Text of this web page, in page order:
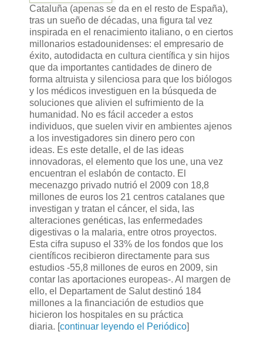
Cataluña (apenas se da en el resto de España),
tras un sueño de décadas, una figura tal vez
inspirada en el renacimiento italiano, o en ciertos
millonarios estadounidenses: el empresario de
éxito, autodidacta en cultura científica y sin hijos
que da importantes cantidades de dinero de
forma altruista y silenciosa para que los biólogos
y los médicos investiguen en la búsqueda de
soluciones que alivien el sufrimiento de la
humanidad. No es fácil acceder a estos
individuos, que suelen vivir en ambientes ajenos
a los investigadores sin dinero pero con
ideas. Es este detalle, el de las ideas
innovadoras, el elemento que los une, una vez
encuentran el eslabón de contacto. El
mecenazgo privado nutrió el 2009 con 18,8
millones de euros los 21 centros catalanes que
investigan y tratan el cáncer, el sida, las
alteraciones genéticas, las enfermedades
digestivas o la malaria, entre otros proyectos.
Esta cifra supuso el 33% de los fondos que los
científicos recibieron directamente para sus
estudios -55,8 millones de euros en 2009, sin
contar las aportaciones europeas-. Al margen de
ello, el Departament de Salut destinó 184
millones a la financiación de estudios que
hicieron los hospitales en su práctica
diaria. [continuar leyendo el Periódico]